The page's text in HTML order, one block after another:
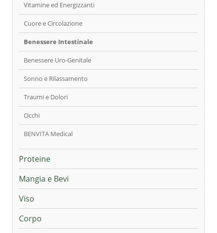
Vitamine ed Energizzanti
Cuore e Circolazione
Benessere Intestinale
Benessere Uro-Genitale
Sonno e Rilassamento
Traumi e Dolori
Occhi
BENVITA Medical
Proteine
Mangia e Bevi
Viso
Corpo